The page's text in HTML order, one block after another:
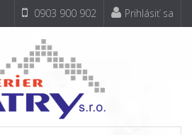
0903 900 902 Prihlásiť sa